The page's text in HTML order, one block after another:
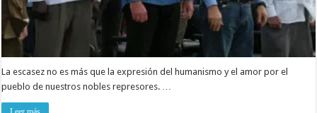
La escasez no es más que la expresión del humanismo y el amor por el
pueblo de nuestros nobles represores. …